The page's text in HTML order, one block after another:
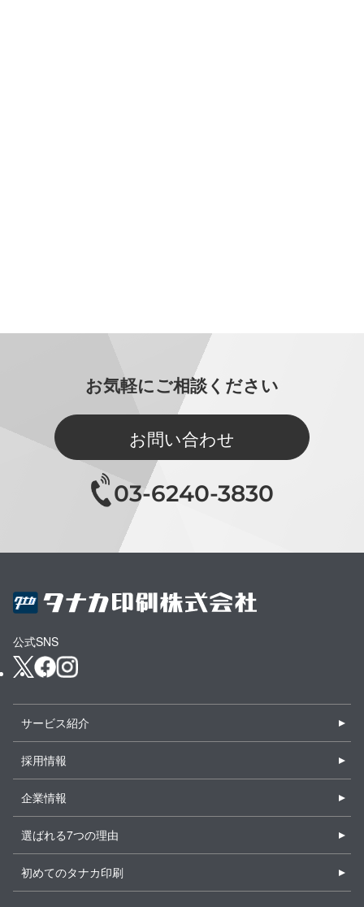
お気軽にご相談ください
お問い合わせ
03-6240-3830
公式SNS
サービス紹介
採用情報
企業情報
選ばれる7つの理由
初めてのタナカ印刷